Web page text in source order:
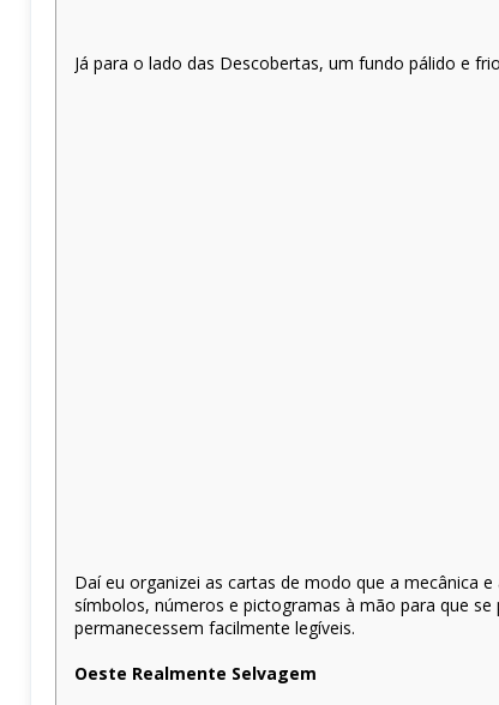
Já para o lado das Descobertas, um fundo pálido e
Daí eu organizei as cartas de modo que a mecânica
símbolos, números e pictogramas à mão para que
permanecessem facilmente legíveis.
Oeste Realmente Selvagem